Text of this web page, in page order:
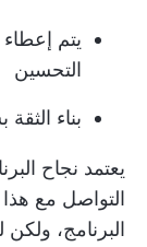
يتم
التحسين
بناء
يعتمد نجاح
التواصل مع هذا
البرنامج،